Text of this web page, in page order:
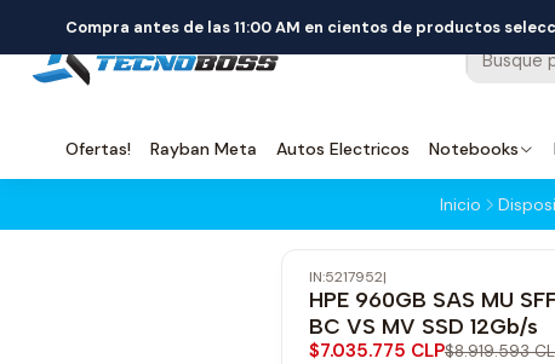
Ofertas! Rayban Meta Autos Electricos Notebooks
Compra antes de las 11:00 AM en cientos de productos
Inicio
-21% OFF
Envío Gratis
IN:5217952|
HPE 960GB SAS MU
BC VS MV SSD 12Gb/s
$7.035.775 CLP$8.919.593